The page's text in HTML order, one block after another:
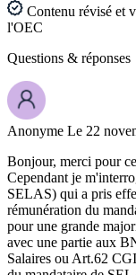
Contenu révisé et
l'OEC
Questions & réponses
Anonyme Le 22
Bonjour, merci pour
Cependant je
SELAS) qui a pris
rémunération du
pour une grande
avec une partie aux
Salaires ou Art.62